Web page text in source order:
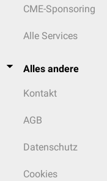
CME-Sponsoring
Alle Services
Alles andere
Kontakt
AGB
Datenschutz
Cookies